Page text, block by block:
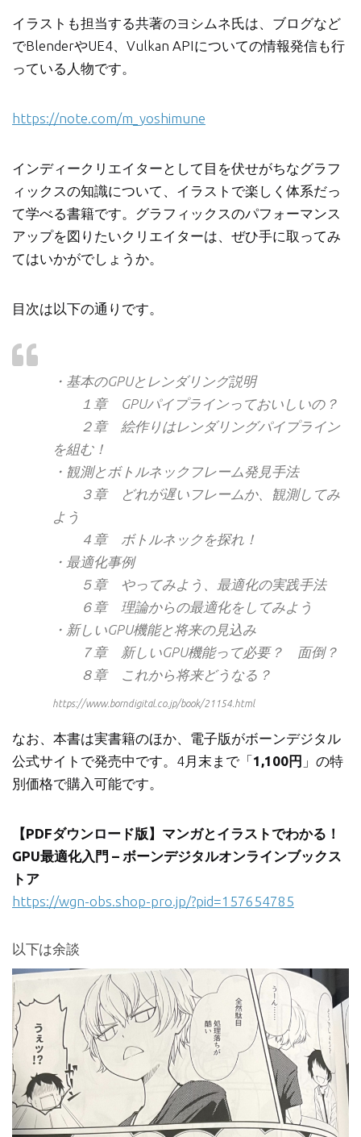
イラストも担当する共著のヨシムネ氏は、ブログなど
でBlenderやUE4、Vulkan APIについての情報発信も行
っている人物です。
https://note.com/m_yoshimune
インディークリエイターとして目を伏せがちなグラフ
ィックスの知識について、イラストで楽しく体系だっ
て学べる書籍です。グラフィックスのパフォーマンス
アップを図りたいクリエイターは、ぜひ手に取ってみ
てはいかがでしょうか。
目次は以下の通りです。
・基本のGPUとレンダリング説明
１章 GPUパイプラインっておいしいの？
２章 絵作りはレンダリングパイプライン
を組む！
・観測とボトルネックフレーム発見手法
３章 どれが遅いフレームか、観測してみ
よう
４章 ボトルネックを探れ！
・最適化事例
５章 やってみよう、最適化の実践手法
６章 理論からの最適化をしてみよう
・新しいGPU機能と将来の見込み
７章 新しいGPU機能って必要？ 面倒？
８章 これから将来どうなる？
https://www.borndigital.co.jp/book/21154.html
なお、本書は実書籍のほか、電子版がボーンデジタル
公式サイトで発売中です。4月末まで「 1,100円 」の特
別価格で購入可能です。
【PDFダウンロード版】マンガとイラストでわかる！
GPU最適化入門 – ボーンデジタルオンラインブックス
トア
https://wgn-obs.shop-pro.jp/?pid=157654785
以下は余談